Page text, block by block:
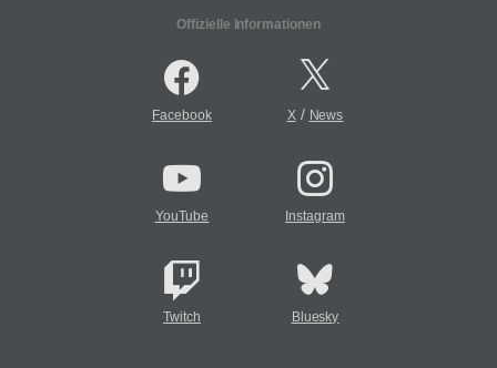
Offizielle Informationen
Facebook X/ News
YouTube Instagram
Twitch Bluesky